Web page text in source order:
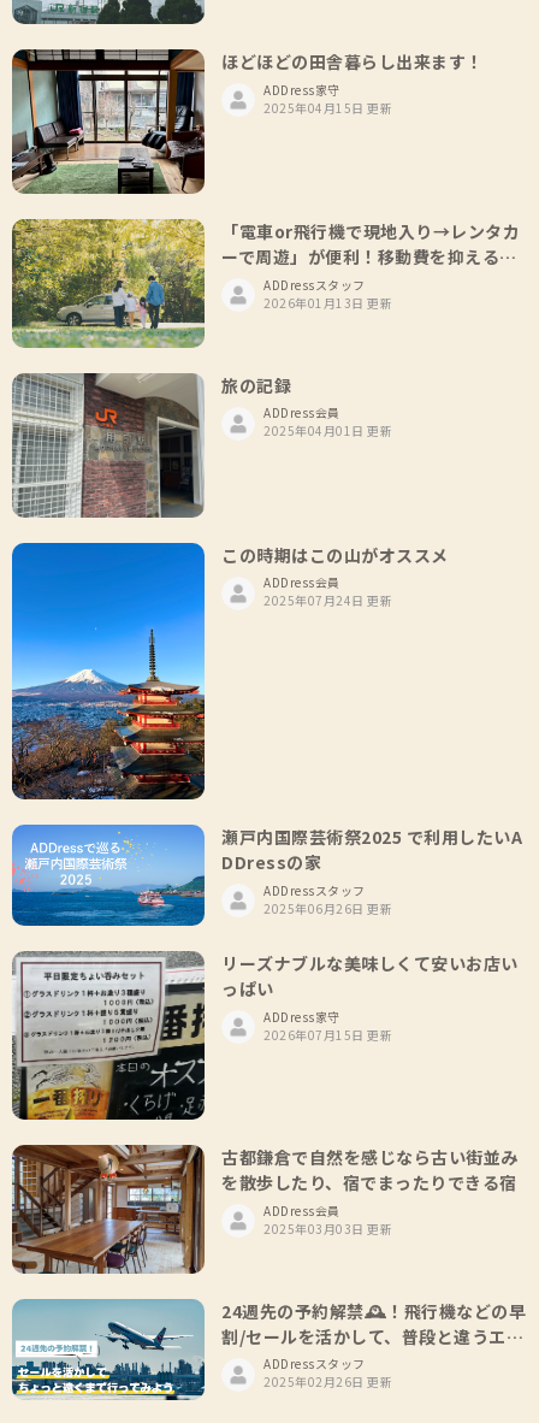
ほどほどの田舎暮らし出来ます！
ADDress家守
2025年04月15日 更新
「電車or飛行機で現地入り→レンタカ
ーで周遊」が便利！移動費を抑える格
安レンタカー特集🚗
ADDressスタッフ
2026年01月13日 更新
旅の記録
ADDress会員
2025年04月01日 更新
この時期はこの山がオススメ
ADDress会員
2025年07月24日 更新
瀬戸内国際芸術祭2025 で利用したいA
DDressの家
ADDressスタッフ
2025年06月26日 更新
リーズナブルな美味しくて安いお店い
っぱい
ADDress家守
2026年07月15日 更新
古都鎌倉で自然を感じなら古い街並み
を散歩したり、宿でまったりできる宿
ADDress会員
2025年03月03日 更新
24週先の予約解禁🕰️！飛行機などの早
割/セールを活かして、普段と違うエリ
アを楽しみませんか？🏝️
ADDressスタッフ
2025年02月26日 更新